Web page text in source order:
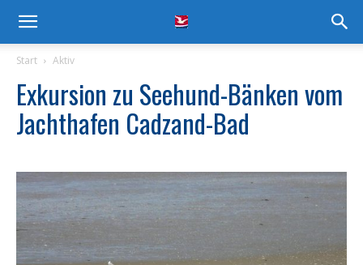
Start Aktiv
Exkursion zu Seehund-Bänken vom
Jachthafen Cadzand-Bad